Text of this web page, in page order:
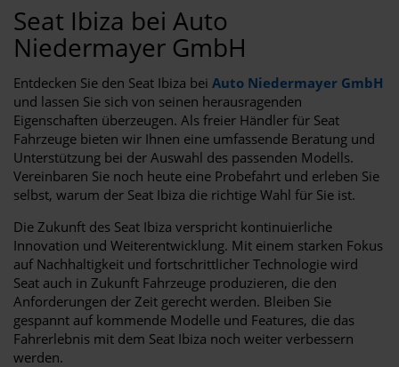
Seat Ibiza bei Auto
Niedermayer GmbH
Entdecken Sie den Seat Ibiza bei Auto Niedermayer GmbH
und lassen Sie sich von seinen herausragenden
Eigenschaften überzeugen. Als freier Händler für Seat
Fahrzeuge bieten wir Ihnen eine umfassende Beratung und
Unterstützung bei der Auswahl des passenden Modells.
Vereinbaren Sie noch heute eine Probefahrt und erleben Sie
selbst, warum der Seat Ibiza die richtige Wahl für Sie ist.
Die Zukunft des Seat Ibiza verspricht kontinuierliche
Innovation und Weiterentwicklung. Mit einem starken Fokus
auf Nachhaltigkeit und fortschrittlicher Technologie wird
Seat auch in Zukunft Fahrzeuge produzieren, die den
Anforderungen der Zeit gerecht werden. Bleiben Sie
gespannt auf kommende Modelle und Features, die das
Fahrerlebnis mit dem Seat Ibiza noch weiter verbessern
werden.